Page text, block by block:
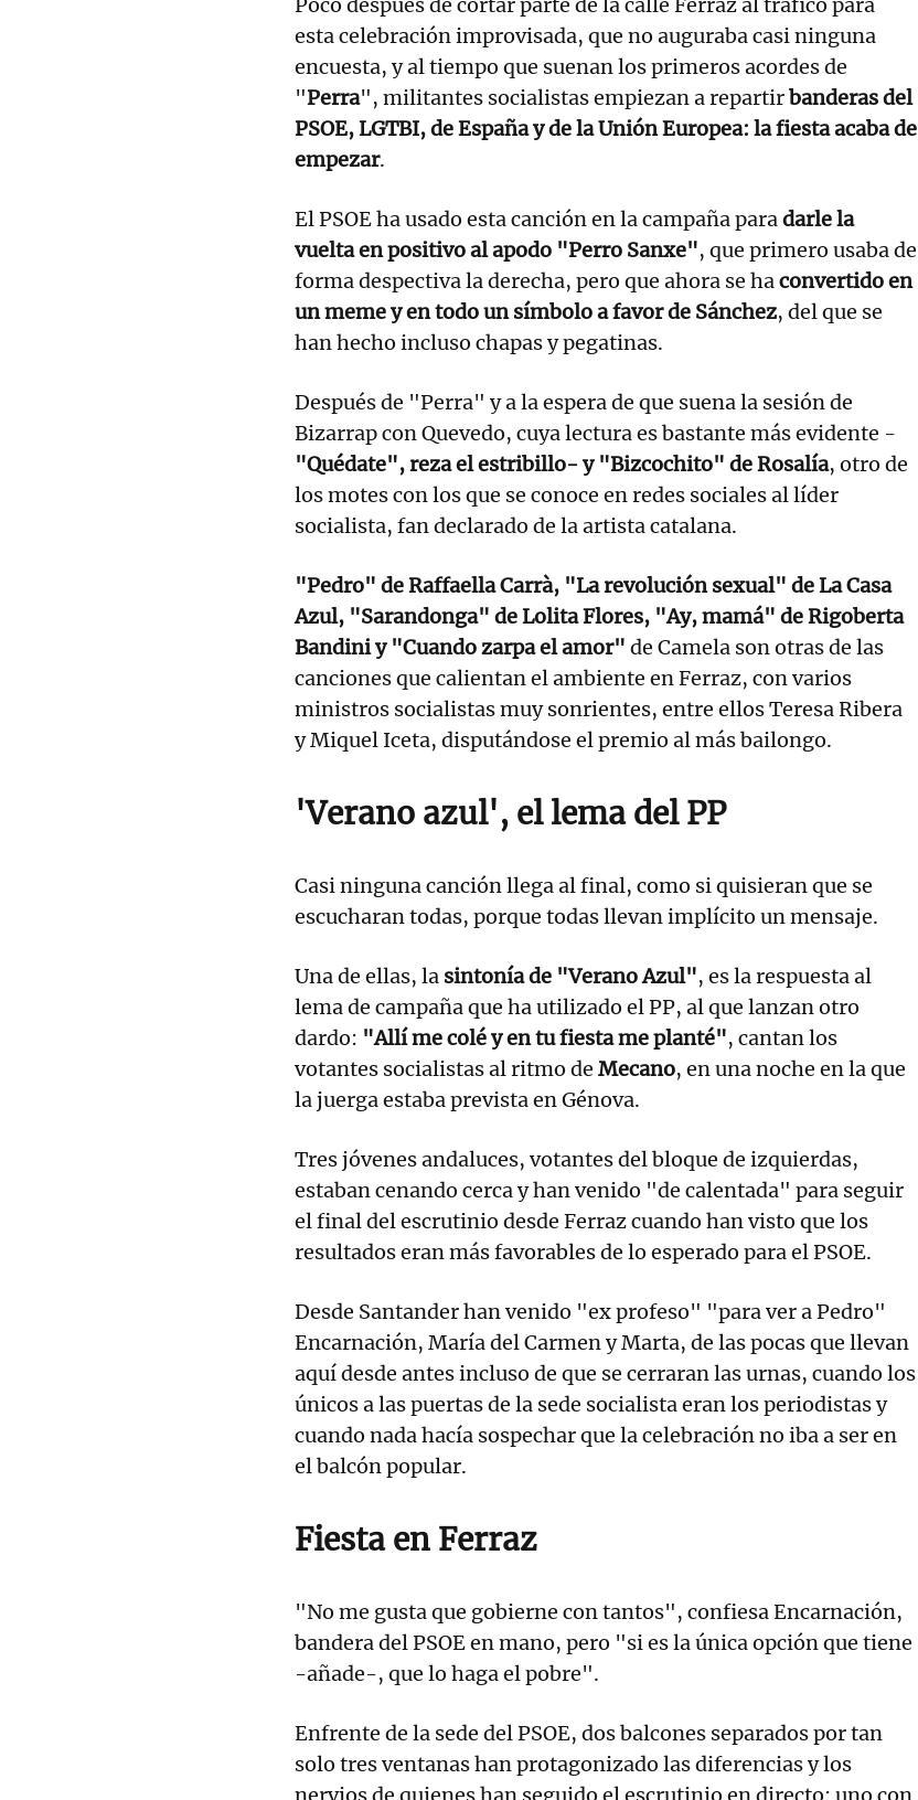
esta celebración improvisada, que no auguraba casi ninguna
encuesta, y al tiempo que suenan los primeros acordes de
"Perra", militantes socialistas empiezan a repartirbanderas del
PSOE, LGTBI, de España y de la Unión Europea: la fiesta acaba de
empezar.
El PSOE ha usado esta canción en la campaña paradarle la
vuelta en positivo al apodo "Perro Sanxe", que primero usaba de
forma despectiva la derecha, pero que ahora se haconvertido en
un meme y en todo un símbolo a favor de Sánchez, del que se
han hecho incluso chapas y pegatinas.
Después de "Perra" y a la espera de que suena la sesión de
Bizarrap con Quevedo, cuya lectura es bastante más evidente -
"Quédate", reza el estribillo- y "Bizcochito" de Rosalía, otro de
los motes con los que se conoce en redes sociales al líder
socialista, fan declarado de la artista catalana.
"Pedro" de Raffaella Carrà, "La revolución sexual" de La Casa
Azul, "Sarandonga" de Lolita Flores, "Ay, mamá" de Rigoberta
Bandini y "Cuando zarpa el amor" de Camela son otras de las
canciones que calientan el ambiente en Ferraz, con varios
ministros socialistas muy sonrientes, entre ellos Teresa Ribera
y Miquel Iceta, disputándose el premio al más bailongo.
'Verano azul', el lema del PP
Casi ninguna canción llega al final, como si quisieran que se
escucharan todas, porque todas llevan implícito un mensaje.
Una de ellas, la sintonía de "Verano Azul", es la respuesta al
lema de campaña que ha utilizado el PP, al que lanzan otro
dardo: "Allí me colé y en tu fiesta me planté", cantan los
votantes socialistas al ritmo de Mecano, en una noche en la que
la juerga estaba prevista en Génova.
Tres jóvenes andaluces, votantes del bloque de izquierdas,
estaban cenando cerca y han venido "de calentada" para seguir
el final del escrutinio desde Ferraz cuando han visto que los
resultados eran más favorables de lo esperado para el PSOE.
Desde Santander han venido "ex profeso" "para ver a Pedro"
Encarnación, María del Carmen y Marta, de las pocas que llevan
aquí desde antes incluso de que se cerraran las urnas, cuando los
únicos a las puertas de la sede socialista eran los periodistas y
cuando nada hacía sospechar que la celebración no iba a ser en
el balcón popular.
Fiesta en Ferraz
"No me gusta que gobierne con tantos", confiesa Encarnación,
bandera del PSOE en mano, pero "si es la única opción que tiene
-añade-, que lo haga el pobre".
Enfrente de la sede del PSOE, dos balcones separados por tan
solo tres ventanas han protagonizado las diferencias y los
nervios de quienes han seguido el escrutinio en directo: uno con